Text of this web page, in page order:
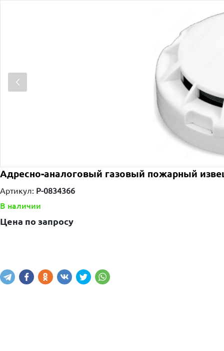
Адресно-аналоговый газовый пожарный
Артикул: P-0834366
В наличии
Цена по запросу